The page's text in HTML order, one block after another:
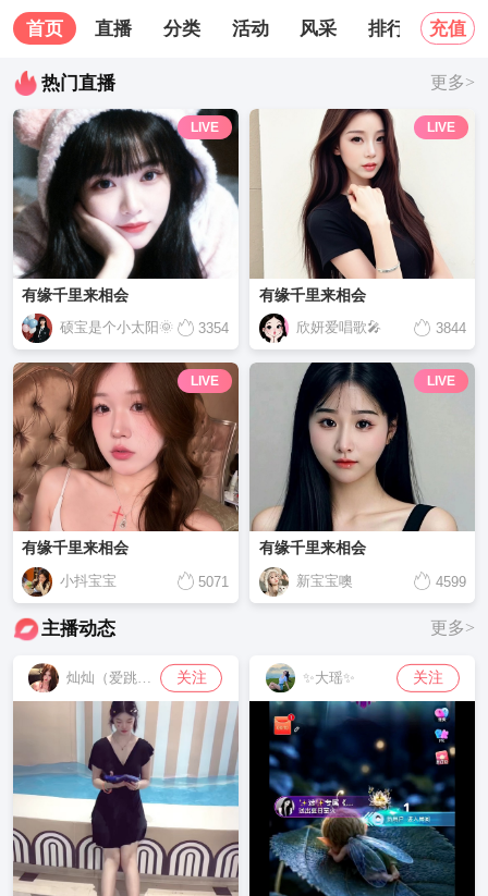
充值
首页 直播 分类 活动 风采 排行榜 关
热门直播 更多>
LIVE
有缘千里来相会
硕宝是个小太阳🌞 3354
LIVE
有缘千里来相会
欣妍爱唱歌🎤 3844
LIVE
有缘千里来相会
小抖宝宝 5071
LIVE
有缘千里来相会
新宝宝噢 4599
主播动态 更多>
关注 ✨大瑶✨ 关注